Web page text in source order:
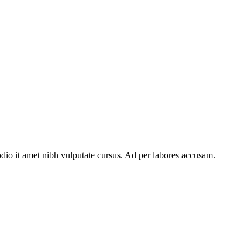
it amet nibh vulputate cursus. Ad per labores accusam.